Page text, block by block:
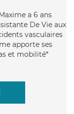
a 6 ans
De Vie aux
vasculaires
apporte ses
et mobilité*